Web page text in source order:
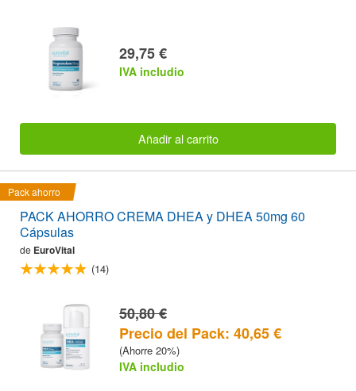
29,75 €
IVA includio
Añadir al carrito
Pack ahorro
PACK AHORRO CREMA DHEA y DHEA 50mg 60
Cápsulas
de EuroVital
(14)
50,80 €
Precio del Pack: 40,65 €
(Ahorre 20%)
IVA includio